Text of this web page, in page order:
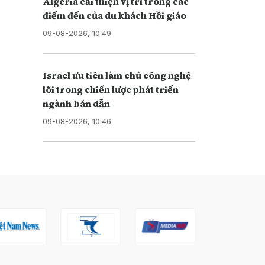
điểm đến của du khách Hồi giáo
09-08-2026, 10:49
Israel ưu tiên làm chủ công nghệ
lõi trong chiến lược phát triển
ngành bán dẫn
09-08-2026, 10:46